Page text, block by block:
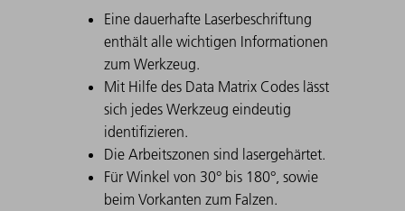
Eine dauerhafte Laserbeschriftung
enthält alle wichtigen Informationen
zum Werkzeug.
Mit Hilfe des Data Matrix Codes lässt
sich jedes Werkzeug eindeutig
identifizieren.
Die Arbeitszonen sind lasergehärtet.
Für Winkel von 30° bis 180°, sowie
beim Vorkanten zum Falzen.